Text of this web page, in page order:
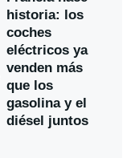
historia: los
coches
eléctricos ya
venden más
que los
gasolina y el
diésel juntos